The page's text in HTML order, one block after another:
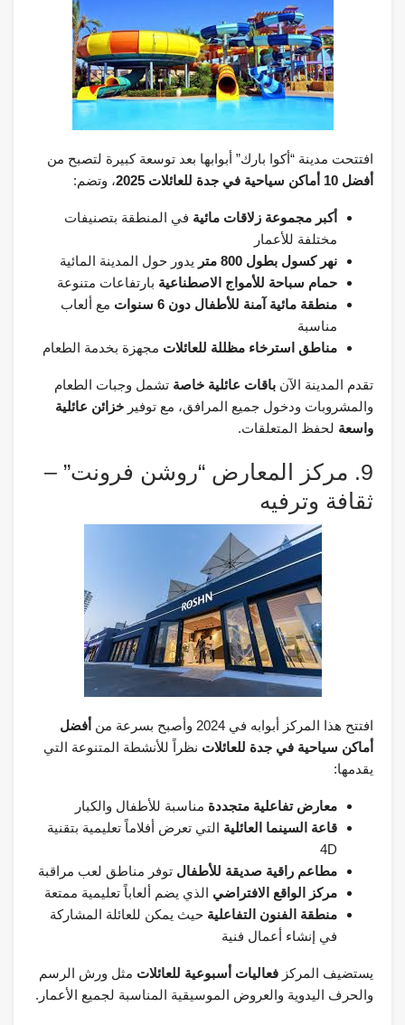
افتتحت مدينة “أكوا بارك” أبوابها بعد توسعة كبيرة لتصبح من
أفضل 10 أماكن سياحية في جدة للعائلات 2025
، وتضم:
أكبر مجموعة زلاقات مائية في المنطقة بتصنيفات
مختلفة للأعمار
نهر كسول بطول 800 متر
يدور حول المدينة المائية
حمام سباحة للأمواج الاصطناعية بارتفاعات متنوعة
منطقة مائية آمنة للأطفال دون 6 سنوات
مع ألعاب
مناسبة
مناطق استرخاء مظللة للعائلات مجهزة بخدمة الطعام
تقدم المدينة الآن باقات عائلية خاصة تشمل وجبات الطعام
والمشروبات ودخول جميع المرافق، مع توفير خزائن عائلية
واسعة لحفظ المتعلقات.
9. مركز المعارض “روشن فرونت” –
ثقافة وترفيه
افتتح هذا المركز أبوابه في 2024 وأصبح بسرعة من
أفضل
أماكن سياحية في جدة للعائلات نظراً للأنشطة المتنوعة التي
يقدمها:
معارض تفاعلية متجددة مناسبة للأطفال والكبار
قاعة السينما العائلية التي تعرض أفلاماً تعليمية بتقنية
4D
مطاعم راقية صديقة للأطفال توفر مناطق لعب مراقبة
مركز الواقع الافتراضي الذي يضم ألعاباً تعليمية ممتعة
منطقة الفنون التفاعلية حيث يمكن للعائلة المشاركة
في إنشاء أعمال فنية
يستضيف المركز فعاليات أسبوعية للعائلات مثل ورش الرسم
والحرف اليدوية والعروض الموسيقية المناسبة لجميع الأعمار.